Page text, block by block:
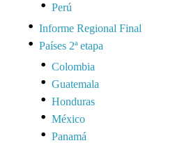
Perú
Informe Regional Final
Países 2ª etapa
Colombia
Guatemala
Honduras
México
Panamá